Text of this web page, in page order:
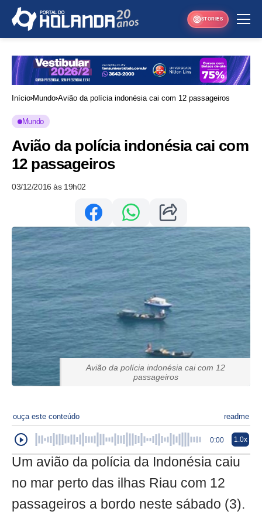
STORIES
Início Mundo Avião da polícia indonésia cai com 12 passageiros
Mundo
Avião da polícia indonésia cai com
12 passageiros
03/12/2016 às 19h02
Avião da polícia indonésia cai com 12
passageiros
ouça este conteúdo readme
0:00 1.0x
Um avião da polícia da Indonésia caiu
no mar perto das ilhas Riau com 12
passageiros a bordo neste sábado (3).